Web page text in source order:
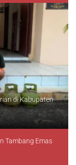
di Kabupaten
Tambang Emas